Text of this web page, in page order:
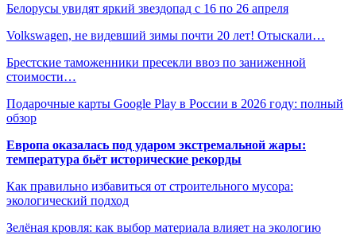
Белорусы увидят яркий звездопад с 16 по 26 апреля
Volkswagen, не видевший зимы почти 20 лет! Отыскали…
Брестские таможенники пресекли ввоз по заниженной
стоимости…
Подарочные карты Google Play в России в 2026 году: полный
обзор
Европа оказалась под ударом экстремальной жары:
температура бьёт исторические рекорды
Как правильно избавиться от строительного мусора:
экологический подход
Зелёная кровля: как выбор материала влияет на экологию